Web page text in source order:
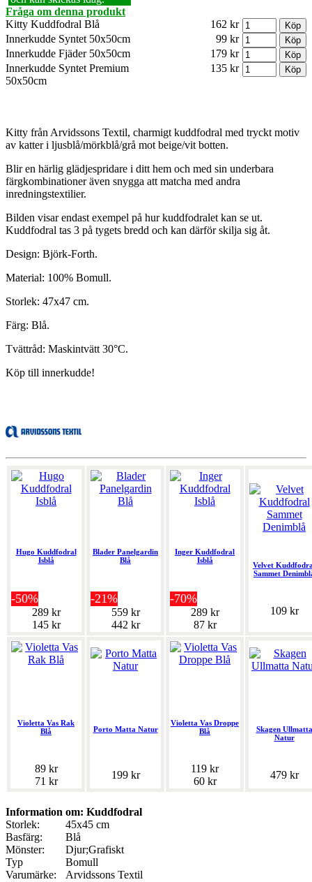
Fråga om denna produkt
Kitty Kuddfodral Blå
162 kr
Innerkudde Syntet 50x50cm
99 kr
Innerkudde Fjäder 50x50cm
179 kr
Innerkudde Syntet Premium
50x50cm
135 kr
Kitty från Arvidssons Textil, charmigt kuddfodral med tryckt motiv
av katter i ljusblå/mörkblå/grå mot beige/vit botten.
Blir en härlig glädjespridare i ditt hem och med sin underbara
färgkombinationer även snygga att matcha med andra
inredningstextilier.
Bilden visar endast exempel på hur kuddfodralet kan se ut.
Kuddfodral tas 3 på tygets bredd och kan därför skilja sig åt.
Design: Björk-Forth.
Material: 100% Bomull.
Storlek: 47x47 cm.
Färg: Blå.
Tvättråd: Maskintvätt 30°C.
Köp till innerkudde!
Hugo Kuddfodral
Isblå
-50%
289 kr
145 kr
Blader Panelgardin
Blå
-21%
559 kr
442 kr
Inger Kuddfodral
Isblå
-70%
289 kr
87 kr
Velvet
Sammet
109 kr
Violetta Vas Rak
Blå
89 kr
71 kr
Porto Matta Natur
199 kr
Violetta Vas Droppe
Blå
119 kr
60 kr
Skagen Ullmatta
Natur
479 kr
Information om: Kuddfodral
Storlek:
45x45 cm
Basfärg:
Blå
Mönster:
Djur;Grafiskt
Typ
Bomull
Varumärke:
Arvidssons Textil